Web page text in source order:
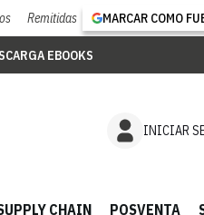
Remitidas MARCAR COMO
EBOOKS
INICIAR
CHAIN POSVENTA